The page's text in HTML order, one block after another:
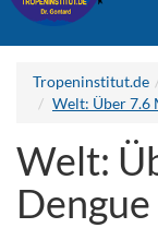
Tropeninstitut.de
Welt: Über 7.6
Welt: